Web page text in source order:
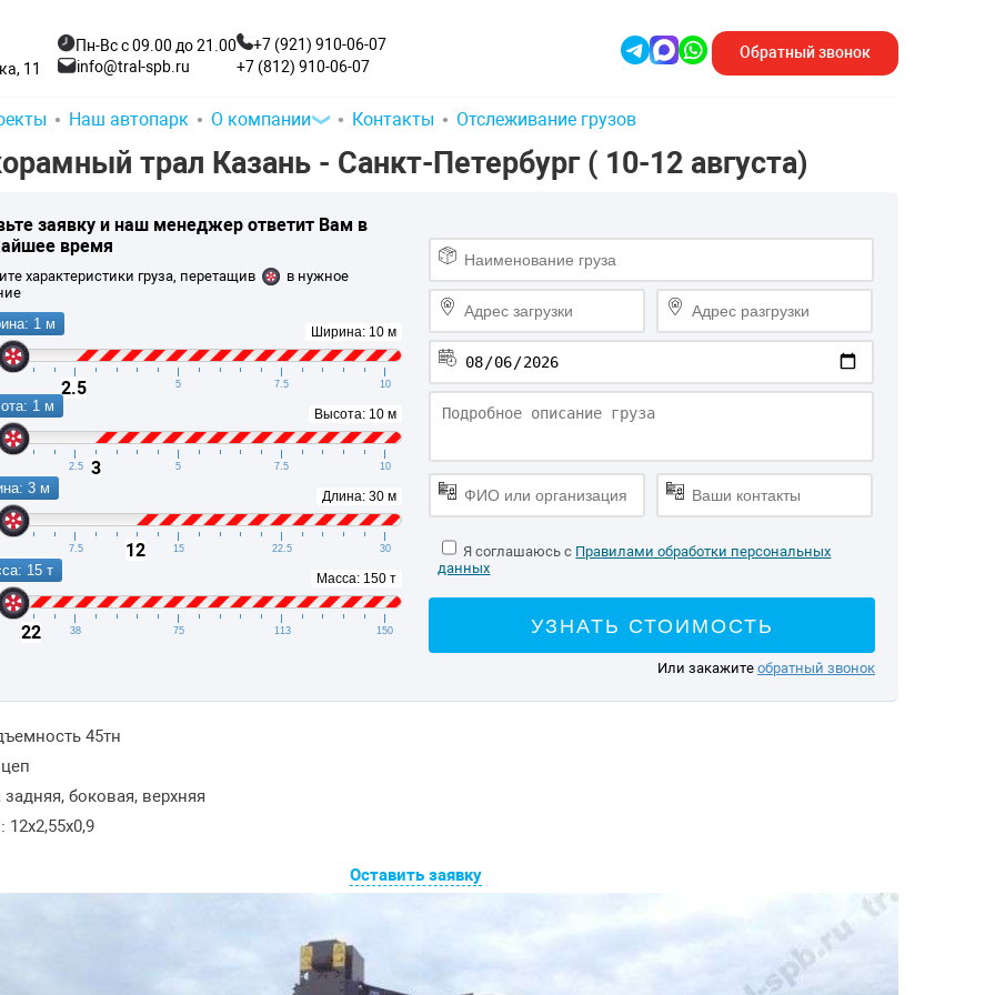
11
Пн-Вс с 09.00 до 21.00
info@tral-spb.ru
+7 (921) 910-06-07
+7 (812) 910-06-07
Обратныйзвонок
Наш автопарк О компании Контакты Отслеживание грузов
трал Казань - Санкт-Петербург ( 10-12 августа)
заявку и наш менеджер ответит Вам в
время
характеристики груза, перетащив
в нужное
Ширина: 10 м
1 м
2.5 5 7.5 10
2.5
Высота: 10 м
1 м
2.5 5 7.5 10
3
Длина: 30 м
3 м
7.5 15 22.5 30
12
Масса: 150 т
15 т
38 75 113 150
22
Я соглашаюсь с Правилами обработки персональных
данных
УЗНАТЬ СТОИМОСТЬ
Или закажите обратный звонок
45тн
задняя, боковая, верхняя
Оставить заявку